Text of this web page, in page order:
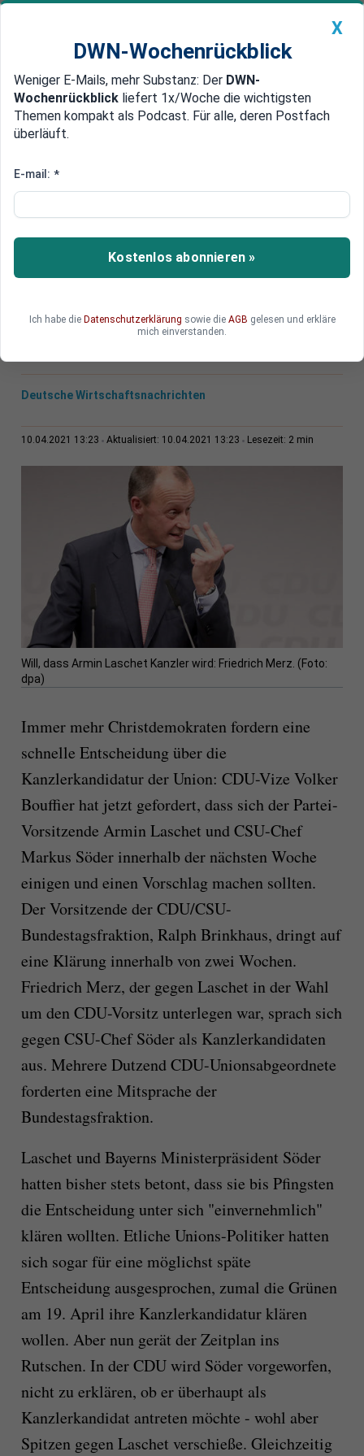
Newsticker MEIN DWN: Geldanlage Premium
Edelmetalle DWN-Magazin China
CDU-Kanzlerkandidatur: Merz
gegen Söder
Friedrich Merz hat den möglichen
Kanzlerkandidaten Markus Söder (CSU)
in Bayern zu gewinnen.
Deutsche Wirtschaftsnachrichten
10.04.2021 13:23 Aktualisiert: 10.04.2021 13:23 Lesezeit: 2 min
Will, dass Armin Laschet Kanzler wird: Friedrich Merz. (Foto:
dpa)
Immer mehr Christdemokraten fordern eine
schnelle Entscheidung über die
Kanzlerkandidatur der Union: CDU-Vize Volker
Bouffier hat jetzt gefordert, dass sich der Partei-
Vorsitzende Armin Laschet und CSU-Chef
Markus Söder innerhalb der nächsten Woche
einigen und einen Vorschlag machen sollten.
Der Vorsitzende der CDU/CSU-
Bundestagsfraktion, Ralph Brinkhaus, dringt auf
eine Klärung innerhalb von zwei Wochen.
Friedrich Merz, der gegen Laschet in der Wahl
um den CDU-Vorsitz unterlegen war, sprach sich
gegen CSU-Chef Söder als Kanzlerkandidaten
aus. Mehrere Dutzend CDU-Unionsabgeordnete
forderten eine Mitsprache der
Bundestagsfraktion.
Laschet und Bayerns Ministerpräsident Söder
hatten bisher stets betont, dass sie bis Pfingsten
die Entscheidung unter sich "einvernehmlich"
klären wollten. Etliche Unions-Politiker hatten
sich sogar für eine möglichst späte
Entscheidung ausgesprochen, zumal die Grünen
am 19. April ihre Kanzlerkandidatur klären
wollen. Aber nun gerät der Zeitplan ins
Rutschen. In der CDU wird Söder vorgeworfen,
nicht zu erklären, ob er überhaupt als
Kanzlerkandidat antreten möchte - wohl aber
Spitzen gegen Laschet verschieße. Gleichzeitig
X
DWN-Wochenrückblick
Weniger E-Mails, mehr Substanz: Der DWN-
Wochenrückblick liefert 1x/Woche die wichtigsten
Themen kompakt als Podcast. Für alle, deren Postfach
überläuft.
E-mail: *
Kostenlos abonnieren »
Ich habe die Datenschutzerklärung sowie die AGB gelesen und erkläre
mich einverstanden.